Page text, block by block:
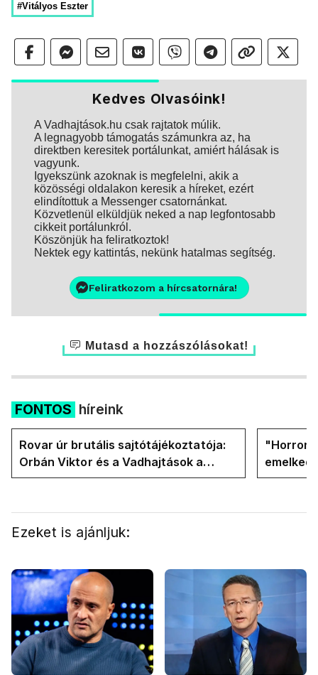
#Vitályos Eszter
Kedves Olvasóink!
A Vadhajtások.hu csak rajtatok múlik.
A legnagyobb támogatás számunkra az, ha
direktben keresitek portálunkat, amiért hálásak is
vagyunk.
Igyekszünk azoknak is megfelelni, akik a
közösségi oldalakon keresik a híreket, ezért
elindítottuk a Messenger csatornánkat.
Közvetlenül elküldjük neked a nap legfontosabb
cikkeit portálunkról.
Köszönjük ha feliratkoztok!
Nektek egy kattintás, nekünk hatalmas segítség.
Feliratkozom a hírcsatornára!
Mutasd a hozzászólásokat!
FONTOS híreink
Rovar úr brutális sajtótájékoztatója:
Orbán Viktor és a Vadhajtások a
felelős a kialakult helyzetért
"Horror
oldalán
Ezeket is ajánljuk: